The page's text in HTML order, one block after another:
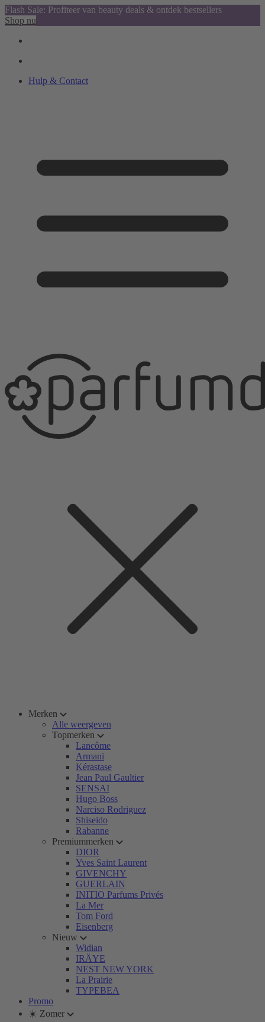
Flash Sale: Profiteer van beauty deals & ontdek bestsellers
Shop nu
Hulp & Contact
Merken
Alle weergeven
Topmerken
Lancôme
Armani
Kérastase
Jean Paul Gaultier
SENSAI
Hugo Boss
Narciso Rodriguez
Shiseido
Rabanne
Premiummerken
DIOR
Yves Saint Laurent
GIVENCHY
GUERLAIN
INITIO Parfums Privés
La Mer
Tom Ford
Eisenberg
Nieuw
Widian
IRÄYE
NEST NEW YORK
La Prairie
TYPEBEA
Promo
☀️ Zomer